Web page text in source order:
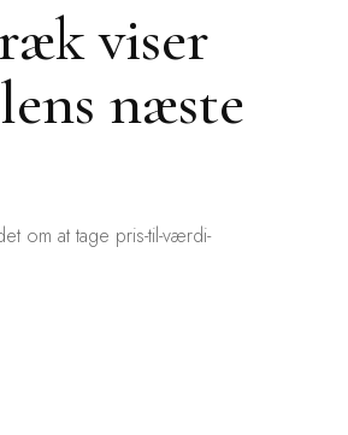
viser
næste
om at tage pris-til-værdi-